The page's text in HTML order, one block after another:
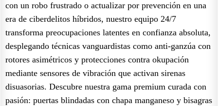
con un robo frustrado o actualizar por prevención en una
era de ciberdelitos híbridos, nuestro equipo 24/7
transforma preocupaciones latentes en confianza absoluta,
desplegando técnicas vanguardistas como anti-ganzúa con
rotores asimétricos y protecciones contra okupación
mediante sensores de vibración que activan sirenas
disuasorias. Descubre nuestra gama premium curada con
pasión: puertas blindadas con chapa manganeso y bisagras